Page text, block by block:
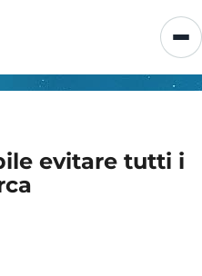
evitare tutti i